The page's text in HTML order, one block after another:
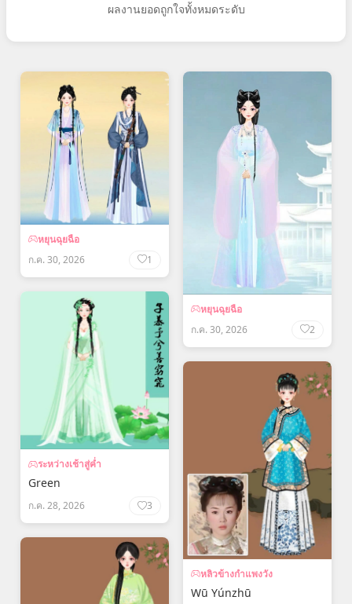
ผลงานยอดถูกใจทั้งหมดระดับ
หยุนฉุยฉือ
ก.ค. 30, 2026
1
หยุนฉุยฉือ
ก.ค. 30, 2026
2
ระหว่างเช้าสู่ค่ำ
Green
ก.ค. 28, 2026 3
หลิวข้างกำแพงวัง
Wū Yúnzhū